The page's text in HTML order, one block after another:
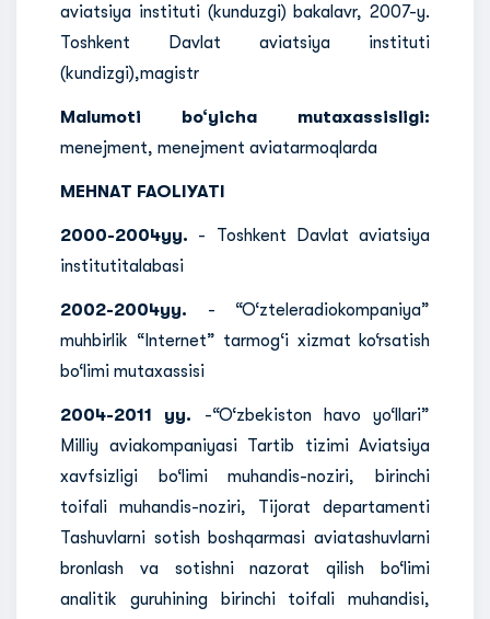
aviatsiya instituti (kunduzgi) bakalavr, 2007-y.
Toshkent Davlat aviatsiya instituti
(kundizgi),magistr
Malumoti bo‘yicha mutaxassisligi:
menejment, menejment aviatarmoqlarda
MEHNAT FAOLIYATI
2000-2004yy. - Toshkent Davlat aviatsiya
institutitalabasi
2002-2004yy. - “O‘zteleradiokompaniya”
muhbirlik “Internet” tarmog‘i xizmat ko‘rsatish
bo‘limi mutaxassisi
2004-2011 yy. -“O‘zbekiston havo yo‘llari”
Milliy aviakompaniyasi Tartib tizimi Aviatsiya
xavfsizligi bo‘limi muhandis-noziri, birinchi
toifali muhandis-noziri, Tijorat departamenti
Tashuvlarni sotish boshqarmasi aviatashuvlarni
bronlash va sotishni nazorat qilish bo‘limi
analitik guruhining birinchi toifali muhandisi,